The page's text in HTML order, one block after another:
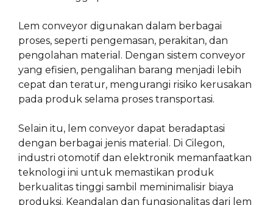
Lem conveyor digunakan dalam berbagai
proses, seperti pengemasan, perakitan, dan
pengolahan material. Dengan sistem conveyor
yang efisien, pengalihan barang menjadi lebih
cepat dan teratur, mengurangi risiko kerusakan
pada produk selama proses transportasi.
Selain itu, lem conveyor dapat beradaptasi
dengan berbagai jenis material. Di Cilegon,
industri otomotif dan elektronik memanfaatkan
teknologi ini untuk memastikan produk
berkualitas tinggi sambil meminimalisir biaya
produksi. Keandalan dan fungsionalitas dari lem